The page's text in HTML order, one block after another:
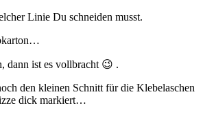
Linie Du schneiden musst.
dann ist es vollbracht 😉 .
den kleinen Schnitt für die Klebelaschen
dick markiert…